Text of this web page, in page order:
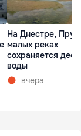
На Днестре,
малых реках
сохраняется
воды
вчера